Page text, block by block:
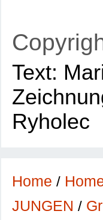
Text:
Ryholec
Home /
JUNGEN /